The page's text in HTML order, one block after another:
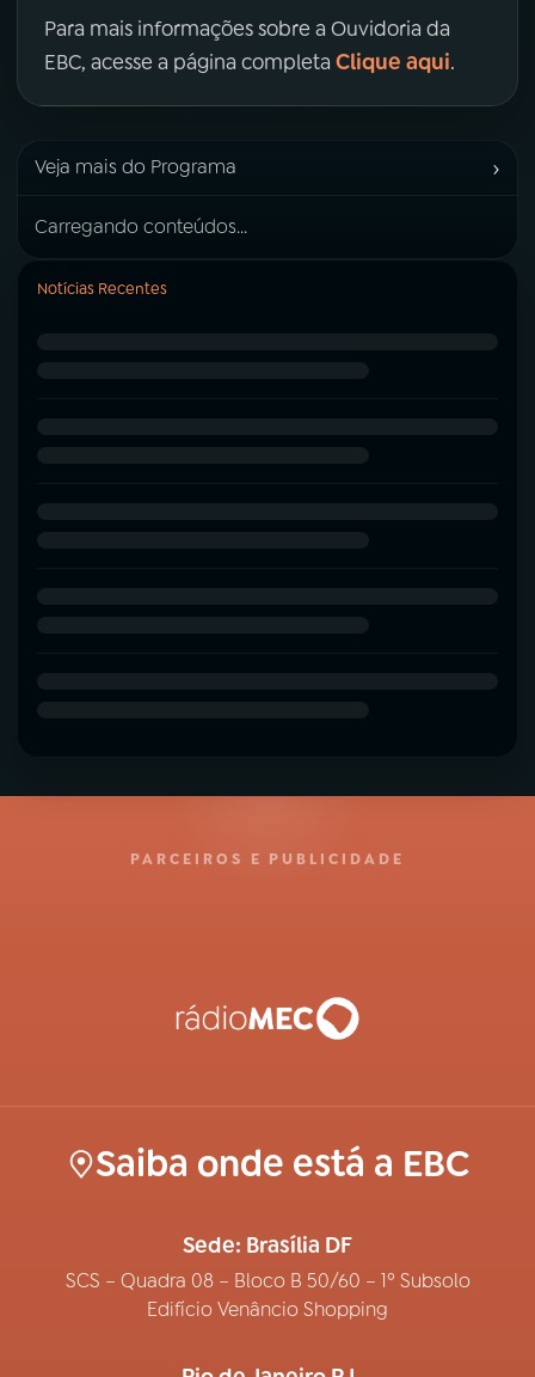
Para mais informações sobre a Ouvidoria da
EBC, acesse a página completa Clique aqui.
Veja mais do Programa ›
Carregando conteúdos...
Notícias Recentes
PARCEIROS E PUBLICIDADE
Saiba onde está a EBC
Sede: Brasília DF
SCS – Quadra 08 – Bloco B 50/60 – 1º Subsolo
Edifício Venâncio Shopping